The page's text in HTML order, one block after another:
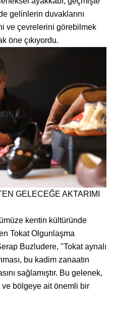
gelinlerin duvaklarını
ve çevrelerini görebilmek
öne çıkıyordu.
GELECEĞE AKTARIMI
kentin kültüründe
Tokat Olgunlaşma
Buzludere, "Tokat aynalı
bu kadim zanaatın
sağlamıştır. Bu gelenek,
ve bölgeye ait önemli bir